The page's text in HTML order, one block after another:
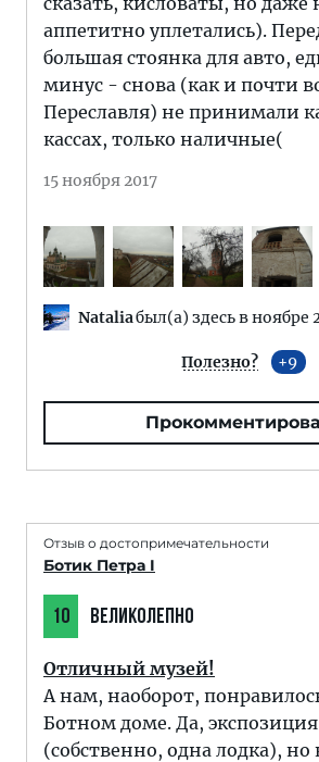
аппетитно уплетались).
большая стоянка для авто,
минус - снова (как и почти
Переславля) не принимали
кассах, только наличные(
15 ноября 2017
Nataliaбыл(а) здесь в ноябре
Полезно? 9
Отзыв о достопримечательности
Ботик Петра I
10 ВЕЛИКОЛЕПНО
Отличный музей!
А нам, наоборот,
Ботном доме. Да,
(собственно, одна лодка), но